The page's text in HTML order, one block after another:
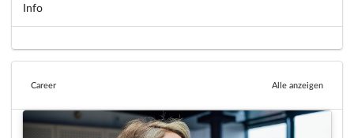
Info
Career Alle anzeigen